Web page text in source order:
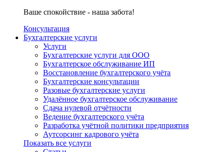
Ваше спокойствие - наша забота!
Консультация
Бухгалтерские услуги
Услуги
Бухгалтерские услуги для ООО
Бухгалтерское обслуживание ИП
Восстановление бухгалтерского учёта
Бухгалтерские консультации
Разовые бухгалтерские услуги
Удалённое бухгалтерское обслуживание
Сдача нулевой отчётности
Ведение бухгалтерского учёта
Разработка учётной политики предприятия
Аутсорсинг кадрового учёта
Показать все услуги